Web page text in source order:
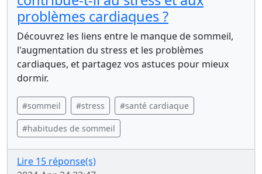
problèmes cardiaques ?
Découvrez les liens entre le manque de sommeil,
l'augmentation du stress et les problèmes
cardiaques, et partagez vos astuces pour mieux
dormir.
#sommeil #stress #santé cardiaque
#habitudes de sommeil
Lire 15 réponse(s)